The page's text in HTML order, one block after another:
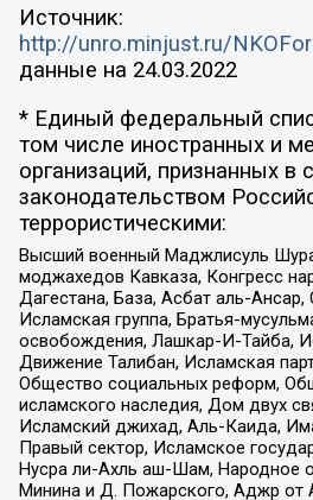
Источник:
http://unro.minjust.ru/
данные на 24.03.2022
* Единый федеральный
том числе иностранных и
организаций, признанных в
законодательством
террористическими:
Высший военный Маджлисуль
моджахедов Кавказа, Конгресс
Дагестана, База, Асбат аль-Ансар,
Исламская группа, Братья-
освобождения, Лашкар-И-Тайба,
Движение Талибан, Исламская
Общество социальных реформ,
исламского наследия, Дом двух
Исламский джихад, Аль-Каида,
Правый сектор, Исламское
Нусра ли-Ахль аш-Шам, Народное
Минина и Д. Пожарского, Аджр от